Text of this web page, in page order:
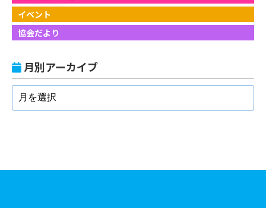
イベント
協会だより
月別アーカイブ